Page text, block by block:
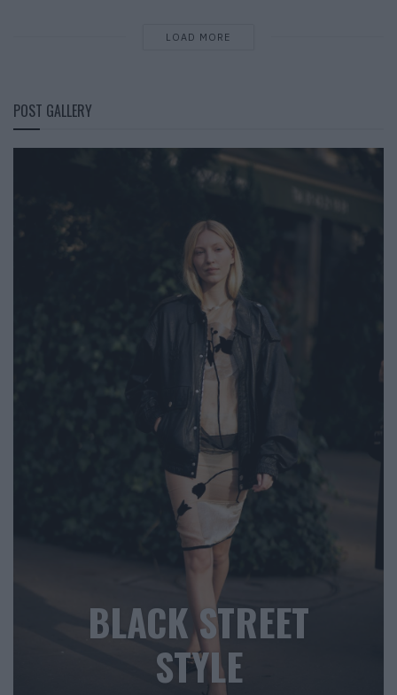
LOAD MORE
POST GALLERY
BLACK STREET
STYLE